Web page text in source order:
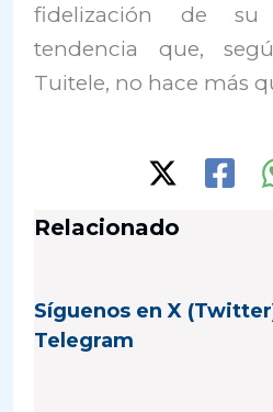
fidelización de su
tendencia que,
Tuitele, no hace más
Relacionado
Síguenos en X
Telegram